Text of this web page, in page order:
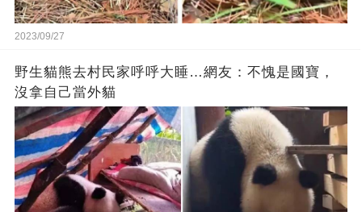
2023/09/27
野生貓熊去村民家呼呼大睡…網友：不愧是國寶，
沒拿自己當外貓